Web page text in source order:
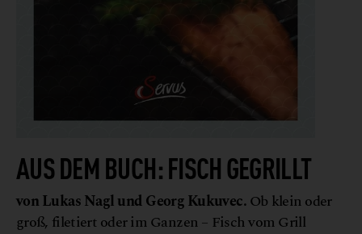
AUS DEM BUCH: FISCH GEGRILLT
von Lukas Nagl undGeorg Kukuvec.Ob klein oder
groß, filetiert oder im Ganzen – Fisch vom Grill